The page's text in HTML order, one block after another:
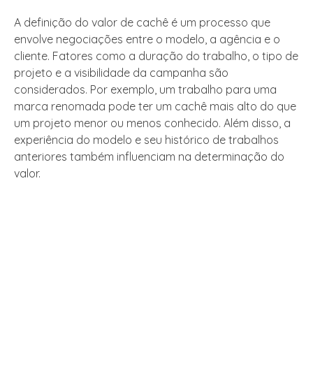
A definição do valor de cachê é um processo que
envolve negociações entre o modelo, a agência e o
cliente. Fatores como a duração do trabalho, o tipo de
projeto e a visibilidade da campanha são
considerados. Por exemplo, um trabalho para uma
marca renomada pode ter um cachê mais alto do que
um projeto menor ou menos conhecido. Além disso, a
experiência do modelo e seu histórico de trabalhos
anteriores também influenciam na determinação do
valor.